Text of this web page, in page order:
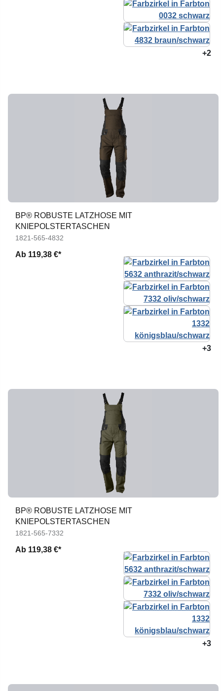
+2
BP® ROBUSTE LATZHOSE MIT
KNIEPOLSTERTASCHEN
1821-565-4832
Ab 119,38 €*
+3
BP® ROBUSTE LATZHOSE MIT
KNIEPOLSTERTASCHEN
1821-565-7332
Ab 119,38 €*
+3